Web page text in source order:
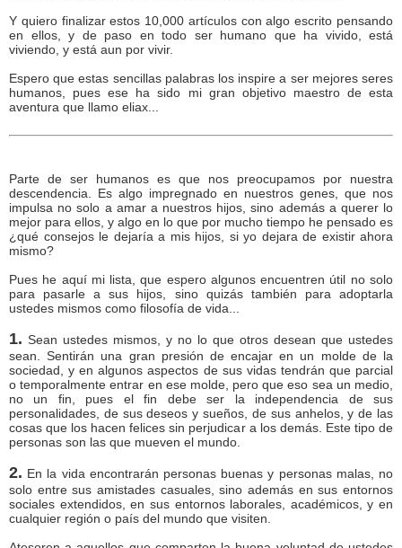
Y quiero finalizar estos 10,000 artículos con algo escrito pensando
en ellos, y de paso en todo ser humano que ha vivido, está
viviendo, y está aun por vivir.
Espero que estas sencillas palabras los inspire a ser mejores seres
humanos, pues ese ha sido mi gran objetivo maestro de esta
aventura que llamo eliax...
Parte de ser humanos es que nos preocupamos por nuestra
descendencia. Es algo impregnado en nuestros genes, que nos
impulsa no solo a amar a nuestros hijos, sino además a querer lo
mejor para ellos, y algo en lo que por mucho tiempo he pensado es
¿qué consejos le dejaría a mis hijos, si yo dejara de existir ahora
mismo?
Pues he aquí mi lista, que espero algunos encuentren útil no solo
para pasarle a sus hijos, sino quizás también para adoptarla
ustedes mismos como filosofía de vida...
1. Sean ustedes mismos, y no lo que otros desean que ustedes
sean. Sentirán una gran presión de encajar en un molde de la
sociedad, y en algunos aspectos de sus vidas tendrán que parcial
o temporalmente entrar en ese molde, pero que eso sea un medio,
no un fin, pues el fin debe ser la independencia de sus
personalidades, de sus deseos y sueños, de sus anhelos, y de las
cosas que los hacen felices sin perjudicar a los demás. Este tipo de
personas son las que mueven el mundo.
2. En la vida encontrarán personas buenas y personas malas, no
solo entre sus amistades casuales, sino además en sus entornos
sociales extendidos, en sus entornos laborales, académicos, y en
cualquier región o país del mundo que visiten.